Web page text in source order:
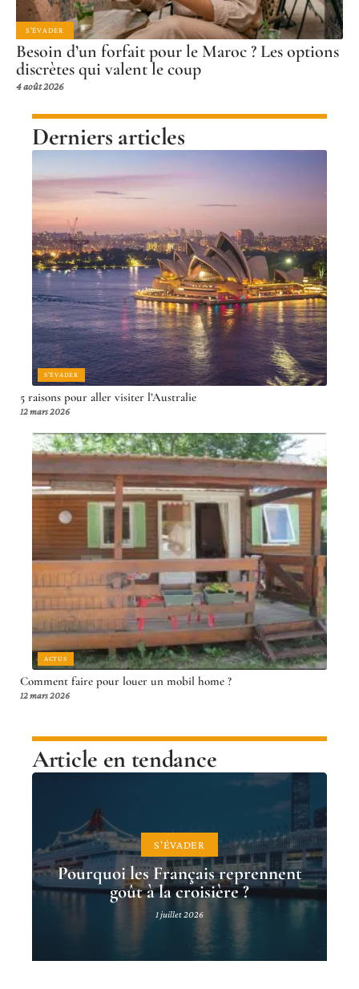
S'ÉVADER
Besoin d’un forfait pour le Maroc ? Les options
discrètes qui valent le coup
4 août 2026
Derniers articles
S'ÉVADER
5 raisons pour aller visiter l’Australie
12 mars 2026
ACTUS
Comment faire pour louer un mobil home ?
12 mars 2026
Article en tendance
S'ÉVADER
Pourquoi les Français reprennent
goût à la croisière ?
1 juillet 2026